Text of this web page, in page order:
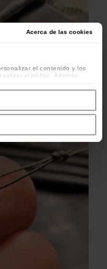
Acerca de las cookies
el contenido y los
el tráfico. Además,
web, quienes pueden
o que hayan
servicios.